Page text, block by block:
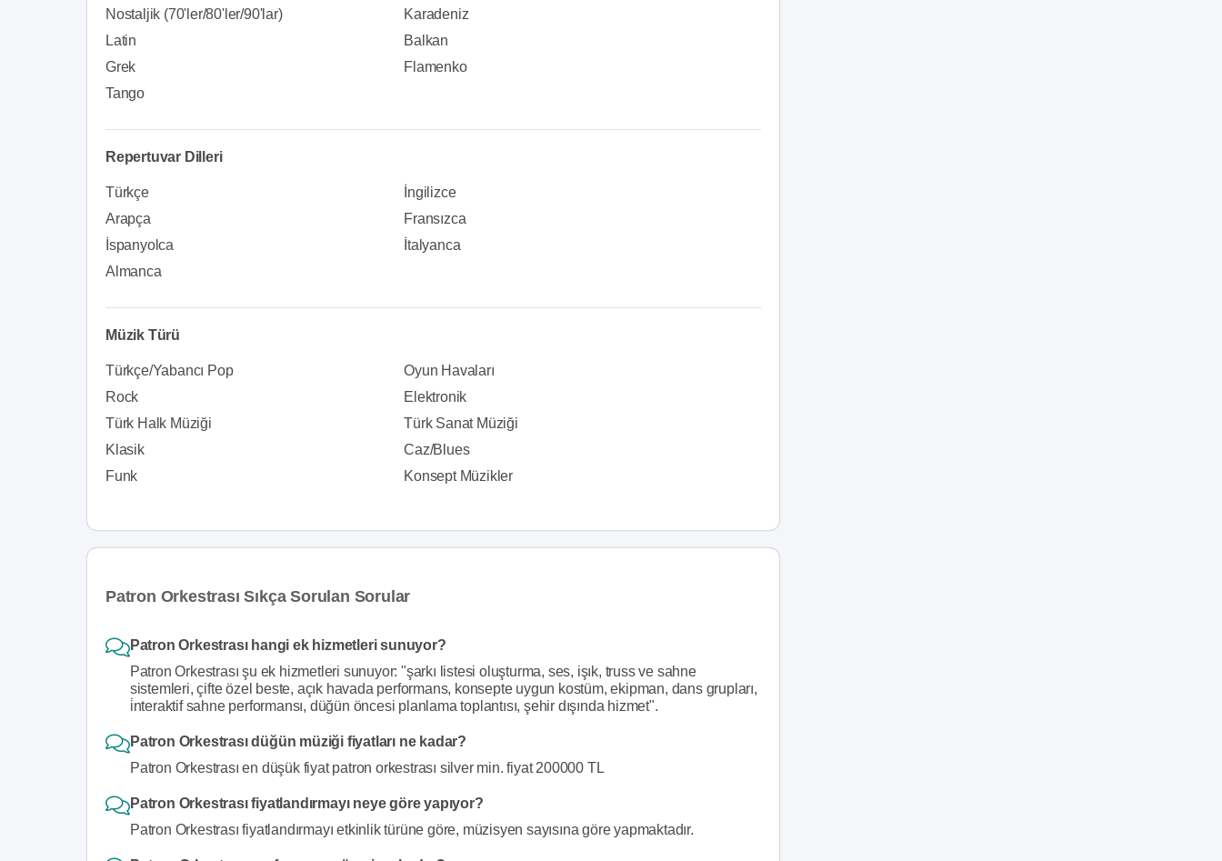
Nostaljik (70'ler/80'ler/90'lar)
Karadeniz
Latin
Balkan
Grek
Flamenko
Tango
Repertuvar Dilleri
Türkçe
İngilizce
Arapça
Fransızca
İspanyolca
İtalyanca
Almanca
Müzik Türü
Türkçe/Yabancı Pop
Oyun Havaları
Rock
Elektronik
Türk Halk Müziği
Türk Sanat Müziği
Klasik
Caz/Blues
Funk
Konsept Müzikler
Patron Orkestrası Sıkça Sorulan Sorular
Patron Orkestrası hangi ek hizmetleri sunuyor?
Patron Orkestrası şu ek hizmetleri sunuyor: "şarkı listesi oluşturma, ses, işık, truss ve sahne
sistemleri, çifte özel beste, açık havada performans, konsepte uygun kostüm, ekipman, dans grupları,
i̇nteraktif sahne performansı, düğün öncesi planlama toplantısı, şehir dışında hizmet".
Patron Orkestrası düğün müziği fiyatları ne kadar?
Patron Orkestrası en düşük fiyat patron orkestrası silver min. fiyat 200000 TL
Patron Orkestrası fiyatlandırmayı neye göre yapıyor?
Patron Orkestrası fiyatlandırmayı etkinlik türüne göre, müzisyen sayısına göre yapmaktadır.